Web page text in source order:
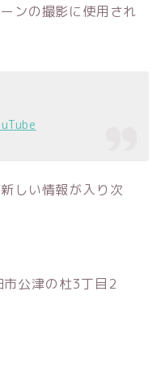
ンの撮影に使用され
しい情報が入り次
公津の杜3丁目2